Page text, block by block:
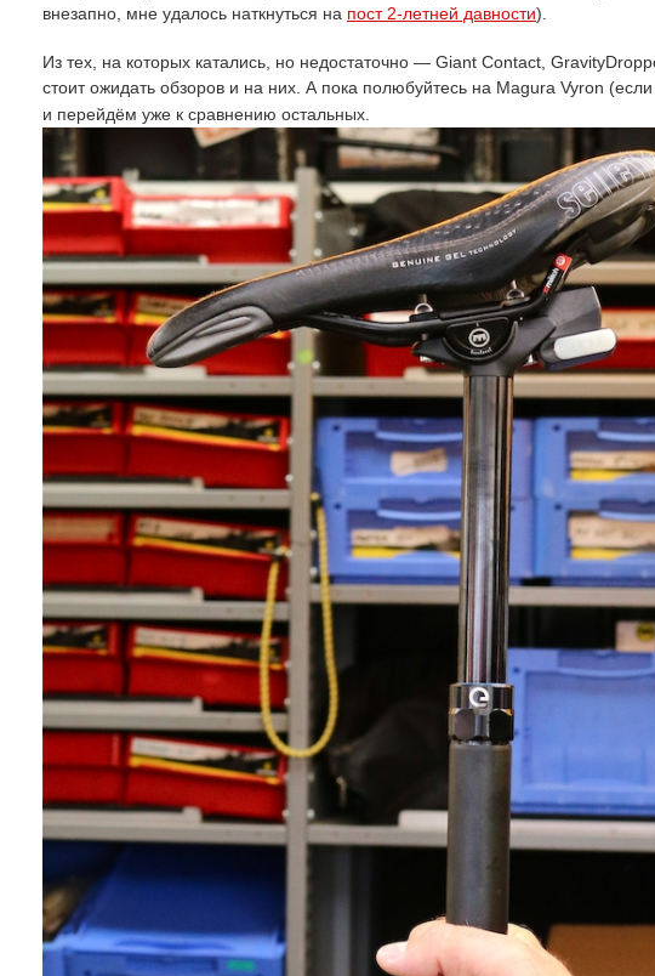
внезапно, мне удалось наткнуться на пост 2-летней давности).
Из тех, на которых катались, но недостаточно — Giant Contact,
стоит ожидать обзоров и на них. А пока полюбуйтесь на Magura Vyron
и перейдём уже к сравнению остальных.